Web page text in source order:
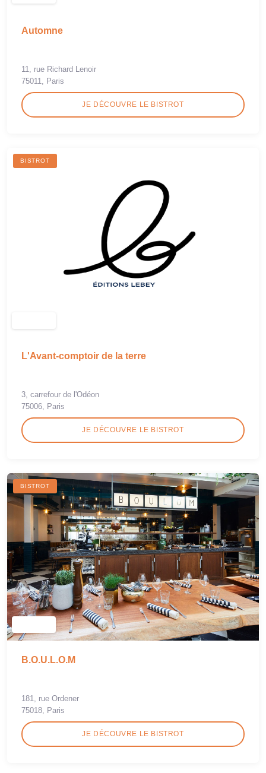
Automne
11, rue Richard Lenoir
75011, Paris
JE DÉCOUVRE LE BISTROT
BISTROT
L'Avant-comptoir de la terre
3, carrefour de l'Odéon
75006, Paris
JE DÉCOUVRE LE BISTROT
BISTROT
B.O.U.L.O.M
181, rue Ordener
75018, Paris
JE DÉCOUVRE LE BISTROT